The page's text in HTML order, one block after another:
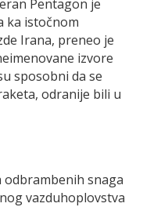
Pentagon je
ka istočnom
Irana, preneo je
izvore
sposobni da se
odranije bili u
odbrambenih snaga
vazduhoplovstva